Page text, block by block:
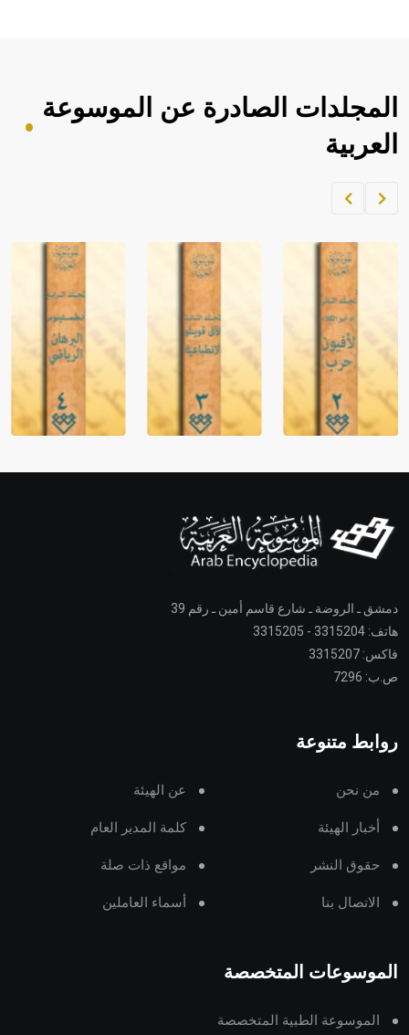
المجلدات الصادرة عن الموسوعة
العربية
دمشق ـ الروضة ـ شارع قاسم أمين ـ رقم 39
هاتف: 3315204 - 3315205
فاكس: 3315207
ص.ب: 7296
روابط متنوعة
من نحن عن الهيئة
أخبار الهيئة كلمة المدير العام
حقوق النشر مواقع ذات صلة
الاتصال بنا أسماء العاملين
الموسوعات المتخصصة
الموسوعة الطبية المتخصصة